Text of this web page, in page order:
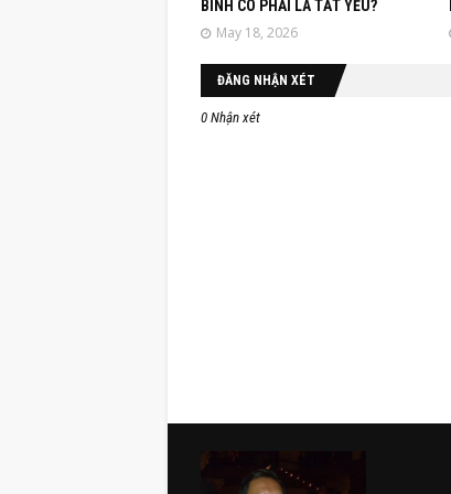
BÌNH CÓ PHẢI LÀ TẤT YẾU?
May 18, 2026
ĐĂNG NHẬN XÉT
0 Nhận xét